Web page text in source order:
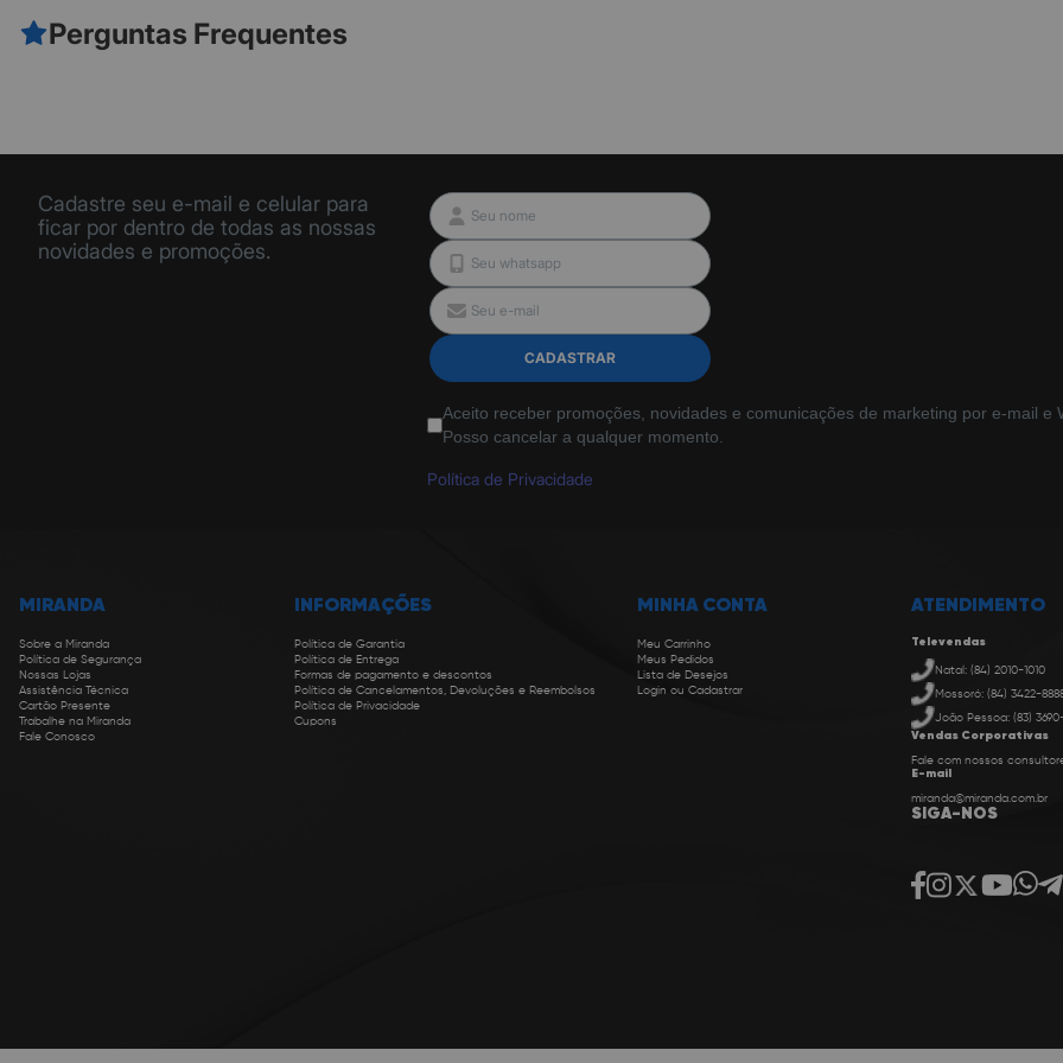
Perguntas Frequentes
Cadastre seu e-mail e celular para
ficar por dentro de todas as nossas
novidades e promoções.
CADASTRAR
Aceito receber promoções, novidades e comunicações de marketing por e-mail e
Posso cancelar a qualquer momento.
Política de Privacidade
MIRANDA
Sobre a Miranda
Política de Segurança
Nossas Lojas
Assistência Técnica
Cartão Presente
Trabalhe na Miranda
Fale Conosco
INFORMAÇÕES
Política de Garantia
Política de Entrega
Formas de pagamento e descontos
Política de Cancelamentos, Devoluções e Reembolsos
Política de Privacidade
Cupons
MINHA CONTA
Meu Carrinho
Meus Pedidos
Lista de Desejos
Login ou Cadastrar
ATENDIMENTO
Televendas
Natal: (84) 2010-1010
Mossoró: (84) 3422-
João Pessoa: (83) 3690-
Vendas Corporativas
Fale com nossos
E-mail
miranda@miranda.com.br
SIGA-NOS